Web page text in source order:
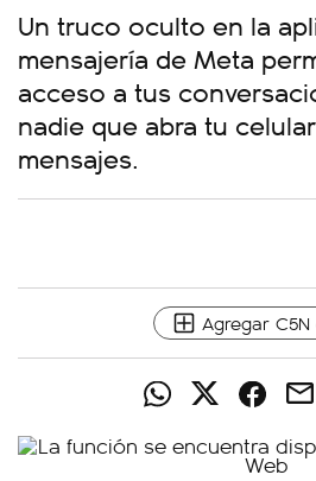
Un truco oculto en la
mensajería de Meta
acceso a tus
nadie que abra tu
mensajes.
Agregar C5N